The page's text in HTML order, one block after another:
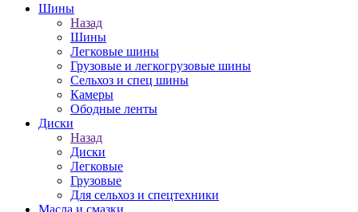
Шины
Назад
Шины
Легковые шины
Грузовые и легкогрузовые шины
Сельхоз и спец шины
Камеры
Ободные ленты
Диски
Назад
Диски
Легковые
Грузовые
Для сельхоз и спецтехники
Масла и смазки